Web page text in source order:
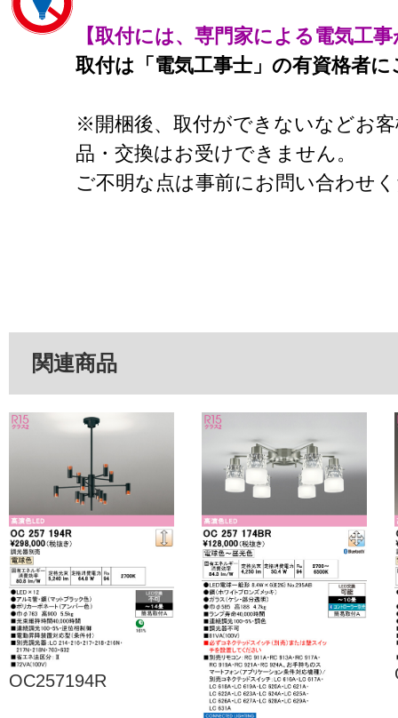
【取付には、専門家による電気工
取付は「電気工事士」の有資格者
※開梱後、取付ができないなどお
品・交換はお受けできません。
ご不明な点は事前にお問い合わせ
関連商品
OC257194R